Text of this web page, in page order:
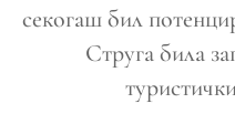
секогаш бил
Струга била